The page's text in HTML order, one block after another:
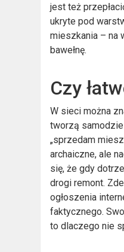
jest też
ukryte pod
mieszkania – na
bawełnę.
Czy
W sieci można
tworzą
„sprzedam
archaiczne, ale
się, że gdy
drogi remont.
ogłoszenia
faktycznego.
to dlaczego nie